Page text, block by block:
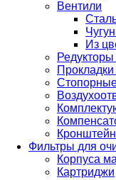
Вентили
Из
Фильтры для
Корпуса
Картриджи